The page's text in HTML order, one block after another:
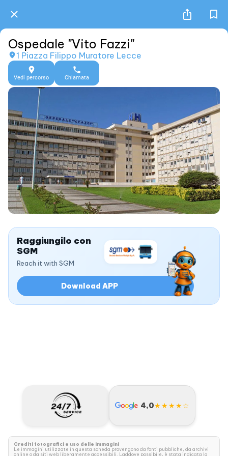
Ospedale "Vito Fazzi"
1 Piazza Filippo Muratore Lecce
Vedi percorso Chiamata
Raggiungilo con
SGM
Reach it with SGM
Download APP
4,0★★★★☆
Crediti fotografici e uso delle immagini
Le immagini utilizzate in questa scheda provengono da fonti pubbliche, da archivi
online o da siti web liberamente accessibili. Laddove possibile, è stata indicata la